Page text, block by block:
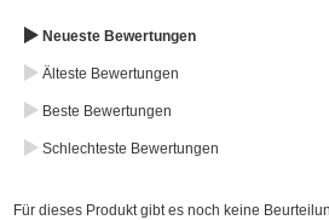
Neueste Bewertungen
Älteste Bewertungen
Beste Bewertungen
Schlechteste Bewertungen
Für dieses Produkt gibt es noch keine